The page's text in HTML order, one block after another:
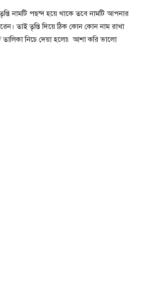
নামটি পছন্দ হয়ে থাকে তবে নামটি আপনার
তাই তৃপ্তি দিয়ে ঠিক কোন কোন নাম রাখা
নিচে দেয়া হলো৷ আশা করি ভালো